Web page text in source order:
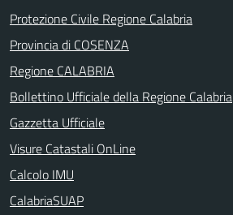
Protezione Civile Regione Calabria
Provincia di COSENZA
Regione CALABRIA
Bollettino Ufficiale della Regione Calabria
Gazzetta Ufficiale
Visure Catastali OnLine
Calcolo IMU
CalabriaSUAP